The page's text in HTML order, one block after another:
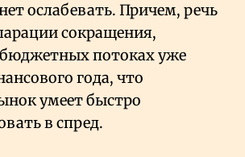
ослабевать. Причем, речь
сокращения,
потоках уже
года, что
умеет быстро
в спред.